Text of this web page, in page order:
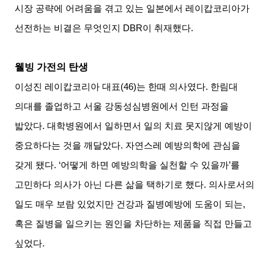
시장 공략에 어려움을 겪고 있는 일본에서 레이캅코리아가
선전하는 비결은 무엇인지
DBR이 취재했다.
웰빙 가전의 탄생
이성진 레이캅코리아 대표(46)는 한때 의사였다. 한림대
의대를 졸업하고 서울 강동성심병원에서 인턴 과정을
밟았다.대학병원에서 일하면서 일의 치료 못지않게 예방이
중요하다는 것을 깨달았다. 자연스레 예방의학에 관심을
갖게 됐다. ‘어떻게 하면 예방의학을 실천할 수 있을까’를
고민하다 의사가 아닌 다른 삶을 택하기로 했다. 의사로서의
일도 매우 보람 있었지만 건강과 질병예방에 도움이 되는,
혹은 질병을 일으키는 원인을 차단하는 제품을 직접 만들고
싶었다.